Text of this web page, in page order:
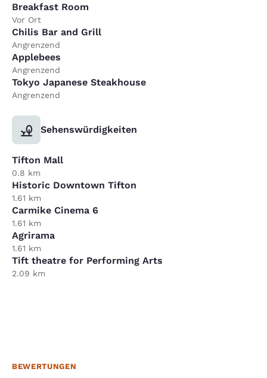
Breakfast Room
Vor Ort
Chilis Bar and Grill
Angrenzend
Applebees
Angrenzend
Tokyo Japanese Steakhouse
Angrenzend
Sehenswürdigkeiten
Tifton Mall
0.8 km
Historic Downtown Tifton
1.61 km
Carmike Cinema 6
1.61 km
Agrirama
1.61 km
Tift theatre for Performing Arts
2.09 km
BEWERTUNGEN